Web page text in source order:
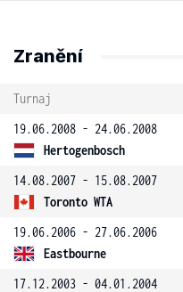
Zranění
Turnaj
19.06.2008 - 24.06.2008
Hertogenbosch
14.08.2007 - 15.08.2007
Toronto WTA
19.06.2006 - 27.06.2006
Eastbourne
17.12.2003 - 04.01.2004